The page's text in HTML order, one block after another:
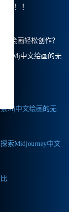
！！！
绘画轻松创作？
锁Mj中文绘画的无
Mj中文绘画的无
索Midjourney中文